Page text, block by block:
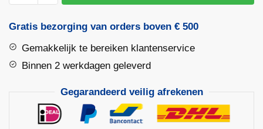
|
10MP
aantal
Gratis bezorging van orders boven € 500
Gemakkelijk te bereiken klantenservice
Binnen 2 werkdagen geleverd
Gegarandeerd veilig afrekenen